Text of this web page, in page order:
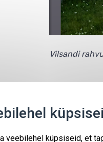
Vilsandi
LIFE-IP projekt
veebilehel küpsiseid, et